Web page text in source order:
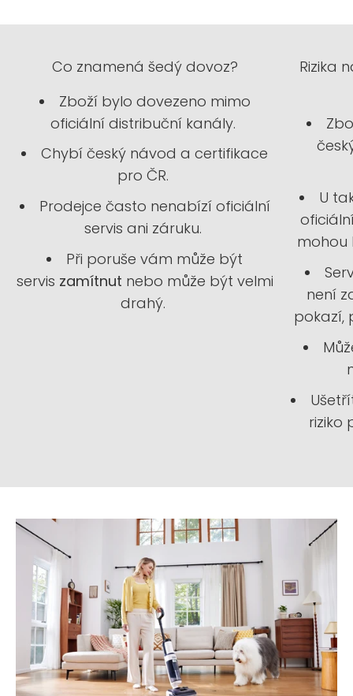
Co znamená šedý dovoz?
Zboží bylo dovezeno mimo
oficiální distribuční kanály.
Chybí český návod a certifikace
pro ČR.
Prodejce často nenabízí oficiální
servis ani záruku.
Při poruše vám může být
servis zamítnut nebo může být velmi
drahý.
Rizika
U
mohou
není
pokazí,
riziko